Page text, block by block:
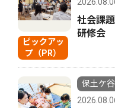
ピックアッ
プ（PR）
社会課
研修会
保土ケ